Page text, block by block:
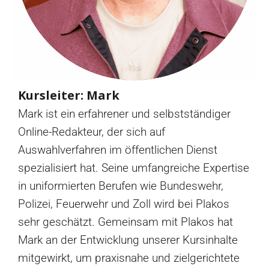
Kursleiter: Mark
Mark ist ein erfahrener und selbstständiger
Online-Redakteur, der sich auf
Auswahlverfahren im öffentlichen Dienst
spezialisiert hat. Seine umfangreiche Expertise
in uniformierten Berufen wie Bundeswehr,
Polizei, Feuerwehr und Zoll wird bei Plakos
sehr geschätzt. Gemeinsam mit Plakos hat
Mark an der Entwicklung unserer Kursinhalte
mitgewirkt, um praxisnahe und zielgerichtete